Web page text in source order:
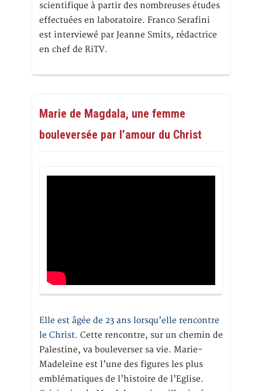
scientifique à partir des nombreuses études
effectuées en laboratoire. Franco Serafini
est interviewé par Jeanne Smits, rédactrice
en chef de RiTV.
Marie de Magdala, une femme
bouleversée par l’amour du Christ
Elle est âgée de 23 ans lorsqu’elle rencontre
le Christ. Cette rencontre, sur un chemin de
Palestine, va bouleverser sa vie. Marie-
Madeleine est l’une des figures les plus
emblématiques de l’histoire de l’Eglise.